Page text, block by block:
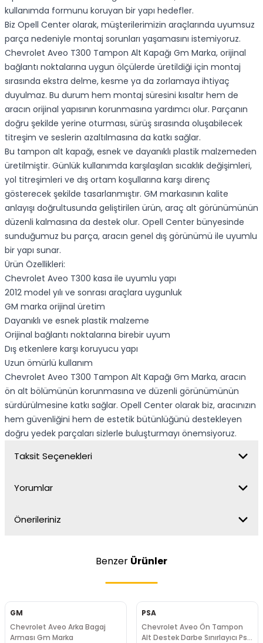
kullanımda formunu koruyan bir yapı hedefler.
Biz Opell Center olarak, müşterilerimizin araçlarında uyumsuz
parça nedeniyle montaj sorunları yaşamasını istemiyoruz.
Chevrolet Aveo T300 Tampon Alt Kapağı Gm Marka, orijinal
bağlantı noktalarına uygun ölçülerde üretildiği için montaj
sırasında ekstra delme, kesme ya da zorlamaya ihtiyaç
duyulmaz. Bu durum hem montaj süresini kısaltır hem de
aracın orijinal yapısının korunmasına yardımcı olur. Parçanın
doğru şekilde yerine oturması, sürüş sırasında oluşabilecek
titreşim ve seslerin azaltılmasına da katkı sağlar.
Bu tampon alt kapağı, esnek ve dayanıklı plastik malzemeden
üretilmiştir. Günlük kullanımda karşılaşılan sıcaklık değişimleri,
yol titreşimleri ve dış ortam koşullarına karşı direnç
gösterecek şekilde tasarlanmıştır. GM markasının kalite
anlayışı doğrultusunda geliştirilen ürün, araç alt görünümünün
düzenli kalmasına da destek olur. Opell Center bünyesinde
sunduğumuz bu parça, aracın genel dış görünümü ile uyumlu
bir yapı sunar.
Ürün Özellikleri:
Chevrolet Aveo T300 kasa ile uyumlu yapı
2012 model yılı ve sonrası araçlara uygunluk
GM marka orijinal üretim
Dayanıklı ve esnek plastik malzeme
Orijinal bağlantı noktalarına birebir uyum
Dış etkenlere karşı koruyucu yapı
Uzun ömürlü kullanım
Chevrolet Aveo T300 Tampon Alt Kapağı Gm Marka, aracın
ön alt bölümünün korunmasına ve düzenli görünümünün
sürdürülmesine katkı sağlar. Opell Center olarak biz, aracınızın
hem güvenliğini hem de estetik bütünlüğünü destekleyen
doğru yedek parçaları sizlerle buluşturmayı önemsiyoruz.
Taksit Seçenekleri
Yorumlar
Önerileriniz
Benzer Ürünler
GM
Chevrolet Aveo Arka Bagaj
Arması Gm Marka
PSA
Chevrolet Aveo Ön Tampon
Alt Destek Darbe Sınırlayıcı Psa